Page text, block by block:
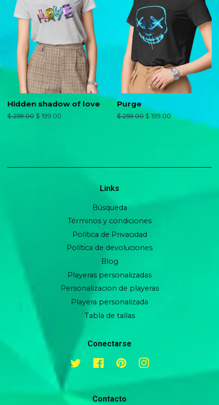
Hidden shadow of love
Precio
$ 259.00 Precio
$ 199.00
Purge
Precio
$ 259.00 Precio
$ 199.00
Links
Búsqueda
Términos y condiciones
Política de Privacidad
Política de devoluciones
Blog
Playeras personalizadas
Personalizacion de playeras
Playera personalizada
Tabla de tallas
Conectarse
Twitter FacebookPinterestInstagram
Contacto